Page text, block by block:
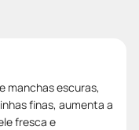
manchas escuras,
finas, aumenta a
fresca e